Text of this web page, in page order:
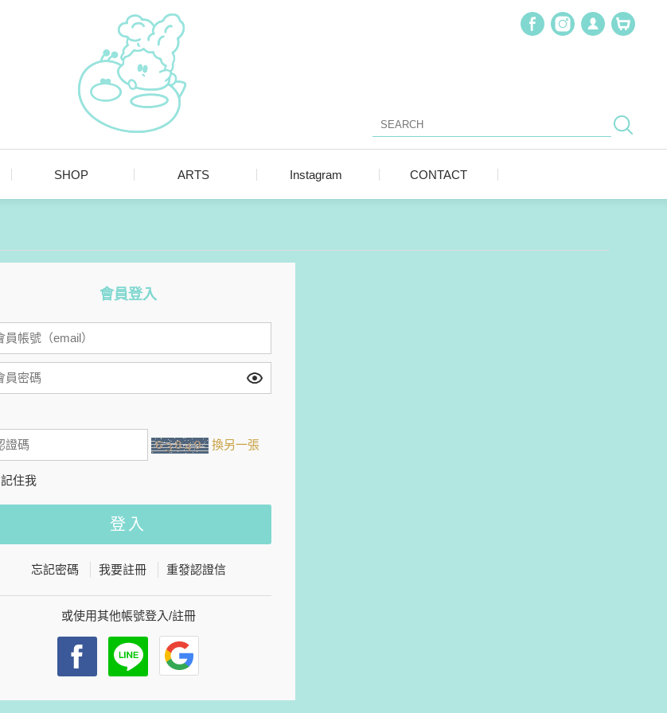
SHOP ARTS Instagram CONTACT
會員登入
換另一張
記住我
忘記密碼 我要註冊 重發認證信
或使用其他帳號登入/註冊